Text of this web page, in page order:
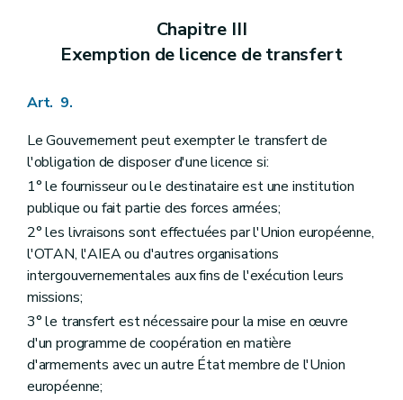
Chapitre III
Exemption de licence de transfert
Art. 9.
Le Gouvernement peut exempter le transfert de
l'obligation de disposer d'une licence si:
1° le fournisseur ou le destinataire est une institution
publique ou fait partie des forces armées;
2° les livraisons sont effectuées par l'Union européenne,
l'OTAN, l'AIEA ou d'autres organisations
intergouvernementales aux fins de l'exécution leurs
missions;
3° le transfert est nécessaire pour la mise en œuvre
d'un programme de coopération en matière
d'armements avec un autre État membre de l'Union
européenne;